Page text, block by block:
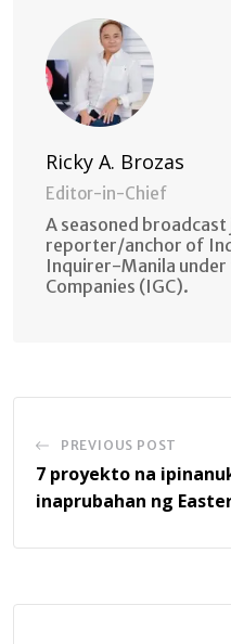
Ricky A. Brozas
Editor-in-Chief
A seasoned
reporter/anchor of
Inquirer-Manila
Companies (IGC).
PREVIOUS POST
7 proyekto na
inaprubahan ng